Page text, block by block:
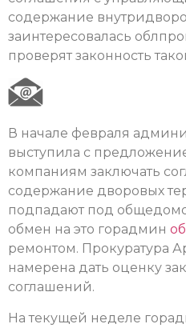
содержание
заинтересовалась
проверят законность
В начале февраля
выступила с
компаниям заключать
содержание дворовых
подпадают под
обмен на это горадмин
ремонтом. Прокуратура
намерена дать оценку
соглашений.
На текущей неделе